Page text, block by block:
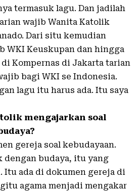
termasuk lagu. Dan jadilah
wajib Wanita Katolik
Dari situ kemudian
WKI Keuskupan dan hingga
di Kompernas di Jakarta tarian
bagi WKI se Indonesia.
lagu itu harus ada. Itu saya
mengajarkan soal
gereja soal kebudayaan.
dengan budaya, itu yang
ada di dokumen gereja di
agama menjadi mengakar